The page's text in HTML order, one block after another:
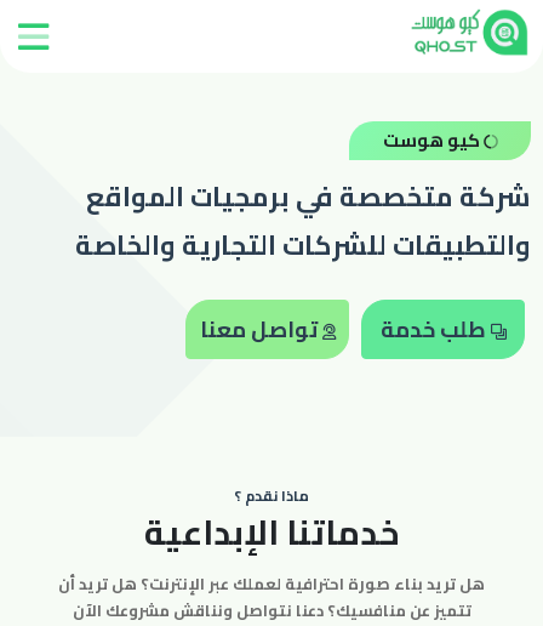
الرئيسية
تسجيل
الدخول
طلب
خدمة
عروضنا
كيو هوست
شركة متخصصة في برمجيات المواقع
والتطبيقات للشركات التجارية والخاصة
طلب خدمة تواصل معنا
ماذا نقدم ؟
خدماتنا الإبداعية
هل تريد بناء صورة احترافية لعملك عبر الإنترنت؟ هل تريد أن
تتميز عن منافسيك؟ دعنا نتواصل ونناقش مشروعك الآن